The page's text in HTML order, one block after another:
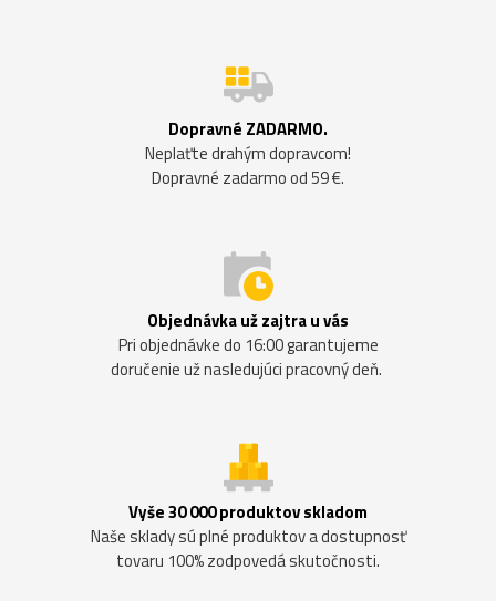
Dopravné ZADARMO.
Neplaťte drahým dopravcom!
Dopravné zadarmo od 59 €.
Objednávka už zajtra u vás
Pri objednávke do 16:00 garantujeme
doručenie už nasledujúci pracovný deň.
Vyše 30 000 produktov skladom
Naše sklady sú plné produktov a dostupnosť
tovaru 100% zodpovedá skutočnosti.